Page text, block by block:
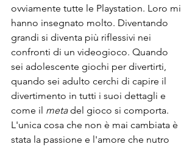
ovviamente tutte le Playstation. Loro mi
hanno insegnato molto. Diventando
grandi si diventa più riflessivi nei
confronti di un videogioco. Quando
sei adolescente giochi per divertirti,
quando sei adulto cerchi di capire il
divertimento in tutti i suoi dettagli e
come il meta del gioco si comporta.
L'unica cosa che non è mai cambiata è
stata la passione e l'amore che nutro